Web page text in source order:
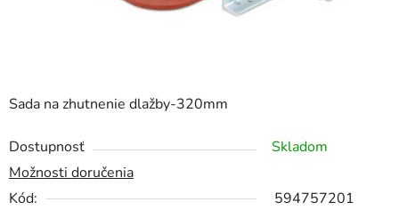
Sada na zhutnenie dlažby-320mm
Dostupnosť
Skladom
Možnosti doručenia
Kód:
594757201